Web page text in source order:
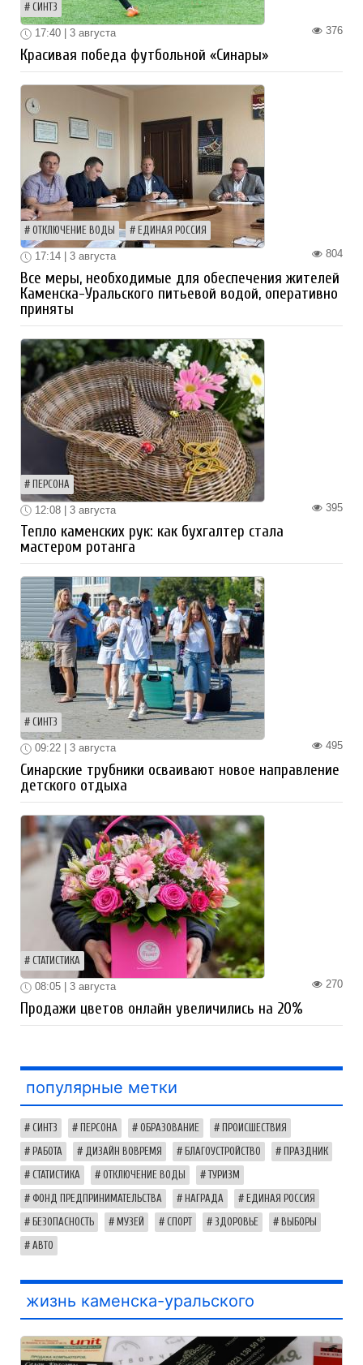
СИНТЗ
376
17:40 | 3 августа
Красивая победа футбольной «Синары»
ОТКЛЮЧЕНИЕ ВОДЫ ЕДИНАЯ РОССИЯ
804
17:14 | 3 августа
Все меры, необходимые для обеспечения жителей
Каменска-Уральского питьевой водой, оперативно
приняты
ПЕРСОНА
395
12:08 | 3 августа
Тепло каменских рук: как бухгалтер стала
мастером ротанга
СИНТЗ
495
09:22 | 3 августа
Синарские трубники осваивают новое направление
детского отдыха
СТАТИСТИКА
270
08:05 | 3 августа
Продажи цветов онлайн увеличились на 20%
популярные метки
СИНТЗ ПЕРСОНА ОБРАЗОВАНИЕ ПРОИСШЕСТВИЯ
РАБОТА ДИЗАЙН ВОВРЕМЯ БЛАГОУСТРОЙСТВО ПРАЗДНИК
СТАТИСТИКА ОТКЛЮЧЕНИЕ ВОДЫ ТУРИЗМ
ФОНД ПРЕДПРИНИМАТЕЛЬСТВА НАГРАДА ЕДИНАЯ РОССИЯ
БЕЗОПАСНОСТЬ МУЗЕЙ СПОРТ ЗДОРОВЬЕ ВЫБОРЫ
АВТО
жизнь каменска-уральского